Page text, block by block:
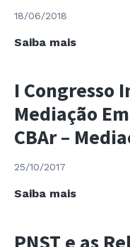
União
18/06/2018
Saiba maisGestão
Privada
Contexto
I Congresso
Mediação
CBAr –
25/10/2017
Saiba maisI
de
PNST e as